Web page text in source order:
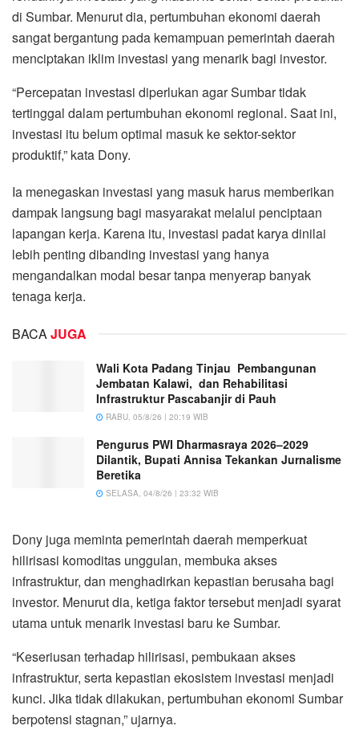
di Sumbar. Menurut dia, pertumbuhan ekonomi daerah
sangat bergantung pada kemampuan pemerintah daerah
menciptakan iklim investasi yang menarik bagi investor.
“Percepatan investasi diperlukan agar Sumbar tidak
tertinggal dalam pertumbuhan ekonomi regional. Saat ini,
investasi itu belum optimal masuk ke sektor-sektor
produktif,” kata Dony.
Ia menegaskan investasi yang masuk harus memberikan
dampak langsung bagi masyarakat melalui penciptaan
lapangan kerja. Karena itu, investasi padat karya dinilai
lebih penting dibanding investasi yang hanya
mengandalkan modal besar tanpa menyerap banyak
tenaga kerja.
BACAJUGA
Wali Kota Padang Tinjau Pembangunan
Jembatan Kalawi, dan Rehabilitasi
Infrastruktur Pascabanjir di Pauh
RABU, 05/8/26 | 20:19 WIB
Pengurus PWI Dharmasraya 2026–2029
Dilantik, Bupati Annisa Tekankan Jurnalisme
Beretika
SELASA, 04/8/26 | 23:32 WIB
Dony juga meminta pemerintah daerah memperkuat
hilirisasi komoditas unggulan, membuka akses
infrastruktur, dan menghadirkan kepastian berusaha bagi
investor. Menurut dia, ketiga faktor tersebut menjadi syarat
utama untuk menarik investasi baru ke Sumbar.
“Keseriusan terhadap hilirisasi, pembukaan akses
infrastruktur, serta kepastian ekosistem investasi menjadi
kunci. Jika tidak dilakukan, pertumbuhan ekonomi Sumbar
berpotensi stagnan,” ujarnya.